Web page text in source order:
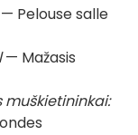
Pelouse salle
— Mažasis
muškietininkai: